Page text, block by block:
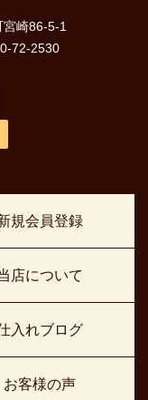
崎86-5-1
72-2530
規会員登録
店について
入れブログ
お客様の声